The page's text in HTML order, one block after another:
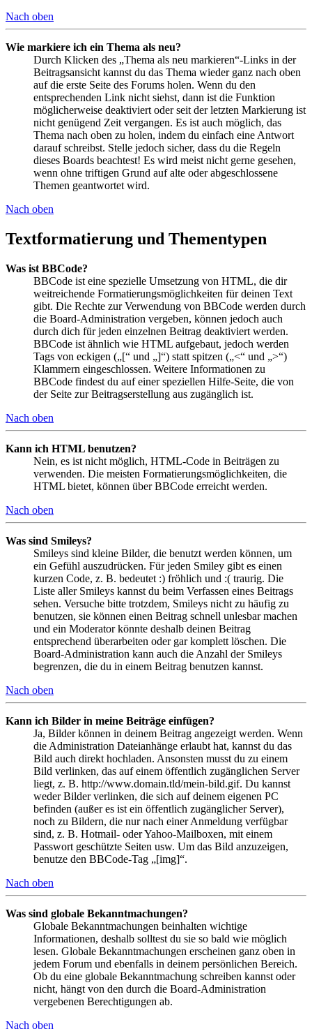
Nach oben
Wie markiere ich ein Thema als neu?
Durch Klicken des „Thema als neu markieren“-Links in der
Beitragsansicht kannst du das Thema wieder ganz nach oben
auf die erste Seite des Forums holen. Wenn du den
entsprechenden Link nicht siehst, dann ist die Funktion
möglicherweise deaktiviert oder seit der letzten Markierung ist
nicht genügend Zeit vergangen. Es ist auch möglich, das
Thema nach oben zu holen, indem du einfach eine Antwort
darauf schreibst. Stelle jedoch sicher, dass du die Regeln
dieses Boards beachtest! Es wird meist nicht gerne gesehen,
wenn ohne triftigen Grund auf alte oder abgeschlossene
Themen geantwortet wird.
Nach oben
Textformatierung und Thementypen
Was ist BBCode?
BBCode ist eine spezielle Umsetzung von HTML, die dir
weitreichende Formatierungsmöglichkeiten für deinen Text
gibt. Die Rechte zur Verwendung von BBCode werden durch
die Board-Administration vergeben, können jedoch auch
durch dich für jeden einzelnen Beitrag deaktiviert werden.
BBCode ist ähnlich wie HTML aufgebaut, jedoch werden
Tags von eckigen („[“ und „]“) statt spitzen („<“ und „>“)
Klammern eingeschlossen. Weitere Informationen zu
BBCode findest du auf einer speziellen Hilfe-Seite, die von
der Seite zur Beitragserstellung aus zugänglich ist.
Nach oben
Kann ich HTML benutzen?
Nein, es ist nicht möglich, HTML-Code in Beiträgen zu
verwenden. Die meisten Formatierungsmöglichkeiten, die
HTML bietet, können über BBCode erreicht werden.
Nach oben
Was sind Smileys?
Smileys sind kleine Bilder, die benutzt werden können, um
ein Gefühl auszudrücken. Für jeden Smiley gibt es einen
kurzen Code, z. B. bedeutet :) fröhlich und :( traurig. Die
Liste aller Smileys kannst du beim Verfassen eines Beitrags
sehen. Versuche bitte trotzdem, Smileys nicht zu häufig zu
benutzen, sie können einen Beitrag schnell unlesbar machen
und ein Moderator könnte deshalb deinen Beitrag
entsprechend überarbeiten oder gar komplett löschen. Die
Board-Administration kann auch die Anzahl der Smileys
begrenzen, die du in einem Beitrag benutzen kannst.
Nach oben
Kann ich Bilder in meine Beiträge einfügen?
Ja, Bilder können in deinem Beitrag angezeigt werden. Wenn
die Administration Dateianhänge erlaubt hat, kannst du das
Bild auch direkt hochladen. Ansonsten musst du zu einem
Bild verlinken, das auf einem öffentlich zugänglichen Server
liegt, z. B. http://www.domain.tld/mein-bild.gif. Du kannst
weder Bilder verlinken, die sich auf deinem eigenen PC
befinden (außer es ist ein öffentlich zugänglicher Server),
noch zu Bildern, die nur nach einer Anmeldung verfügbar
sind, z. B. Hotmail- oder Yahoo-Mailboxen, mit einem
Passwort geschützte Seiten usw. Um das Bild anzuzeigen,
benutze den BBCode-Tag „[img]“.
Nach oben
Was sind globale Bekanntmachungen?
Globale Bekanntmachungen beinhalten wichtige
Informationen, deshalb solltest du sie so bald wie möglich
lesen. Globale Bekanntmachungen erscheinen ganz oben in
jedem Forum und ebenfalls in deinem persönlichen Bereich.
Ob du eine globale Bekanntmachung schreiben kannst oder
nicht, hängt von den durch die Board-Administration
vergebenen Berechtigungen ab.
Nach oben